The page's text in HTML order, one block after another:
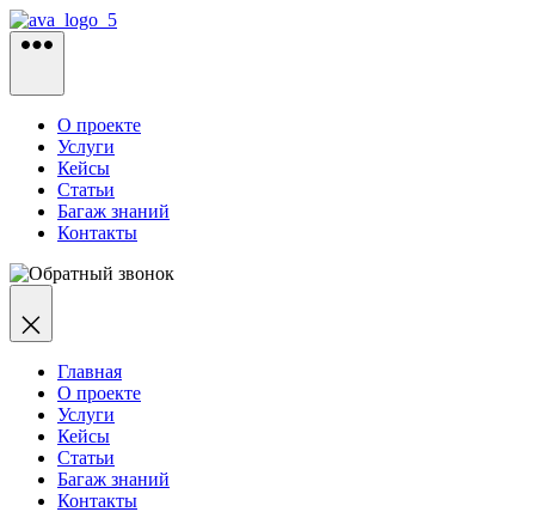
Перейти
к
О проекте
Услуги
Кейсы
Статьи
Багаж знаний
Контакты
Главная
О проекте
Услуги
Кейсы
Статьи
Багаж знаний
Контакты